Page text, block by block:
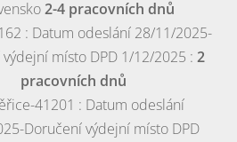
2-4 pracovních dnů
: Datum odeslání 28/11/2025-
místo DPD 1/12/2025 : 2
pracovních dnů
41201 : Datum odeslání
Doručení výdejní místo DPD